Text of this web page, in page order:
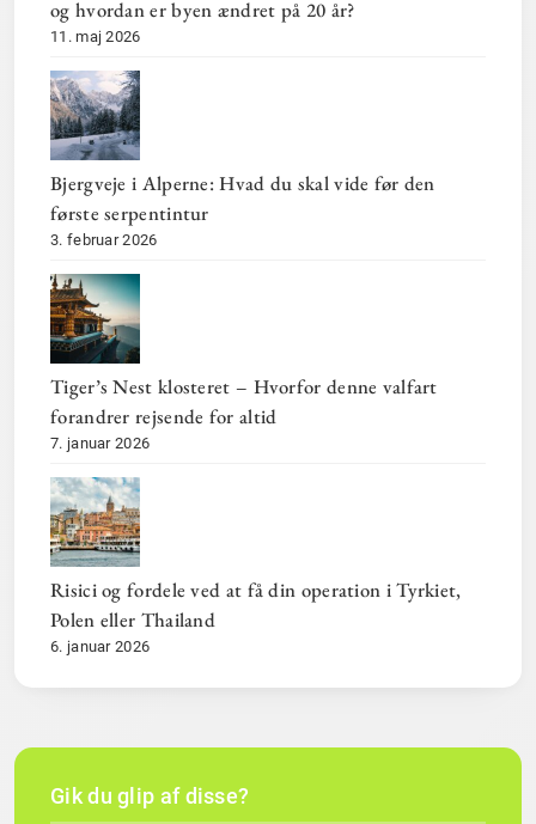
og hvordan er byen ændret på 20 år?
11. maj 2026
Bjergveje i Alperne: Hvad du skal vide før den
første serpentintur
3. februar 2026
Tiger’s Nest klosteret – Hvorfor denne valfart
forandrer rejsende for altid
7. januar 2026
Risici og fordele ved at få din operation i Tyrkiet,
Polen eller Thailand
6. januar 2026
Gik du glip af disse?